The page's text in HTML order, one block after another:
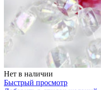
Нет в наличии
Быстрый просмотр